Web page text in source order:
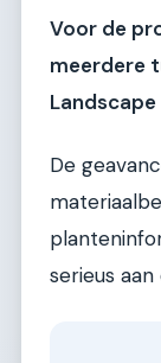
Voor de
meerdere
Landscape
De
serieus aan